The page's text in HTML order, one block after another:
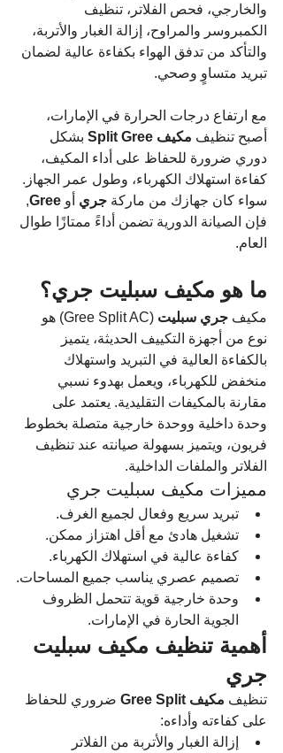
والخارجي، فحص الفلاتر، تنظيف
الكمبروسر والمراوح، إزالة الغبار والأتربة،
والتأكد من تدفق الهواء بكفاءة عالية لضمان
تبريد متساوٍ وصحي.
مع ارتفاع درجات الحرارة في الإمارات،
أصبح تنظيف مكيف Split Gree
بشكل
دوري ضرورة للحفاظ على أداء المكيف،
كفاءة استهلاك الكهرباء، وطول عمر الجهاز.
سواء كان جهازك من ماركة جري أو Gree
,
فإن الصيانة الدورية تضمن أداءً ممتازًا طوال
العام.
ما هو مكيف سبليت جري؟
مكيف جري سبليت
(Gree Split AC) هو
نوع من أجهزة التكييف الحديثة، يتميز
بالكفاءة العالية في التبريد واستهلاك
منخفض للكهرباء، ويعمل بهدوء نسبي
مقارنة بالمكيفات التقليدية. يعتمد على
وحدة داخلية ووحدة خارجية متصلة بخطوط
فريون، ويتميز بسهولة صيانته عند تنظيف
الفلاتر والملفات الداخلية.
مميزات مكيف سبليت جري
تبريد سريع وفعال لجميع الغرف.
تشغيل هادئ مع أقل اهتزاز ممكن.
كفاءة عالية في استهلاك الكهرباء.
تصميم عصري يناسب جميع المساحات.
وحدة خارجية قوية تتحمل الظروف
الجوية الحارة في الإمارات.
أهمية تنظيف مكيف سبليت
جري
تنظيف مكيف Gree Split
ضروري للحفاظ
على كفاءته وأداءه:
إزالة الغبار والأتربة من الفلاتر